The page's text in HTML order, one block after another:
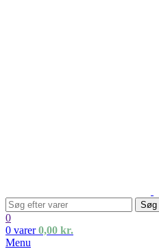
Søg
0
0 varer 0,00 kr.
Menu